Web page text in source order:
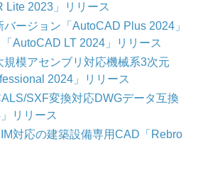
2023」リリース
バージョン「AutoCAD Plus 2024」
AutoCAD LT 2024」リリース
規模アセンブリ対応機械系3次元
2024」リリース
SXF変換対応DWGデータ互換
リリース
対応の建築設備専用CAD「Rebro